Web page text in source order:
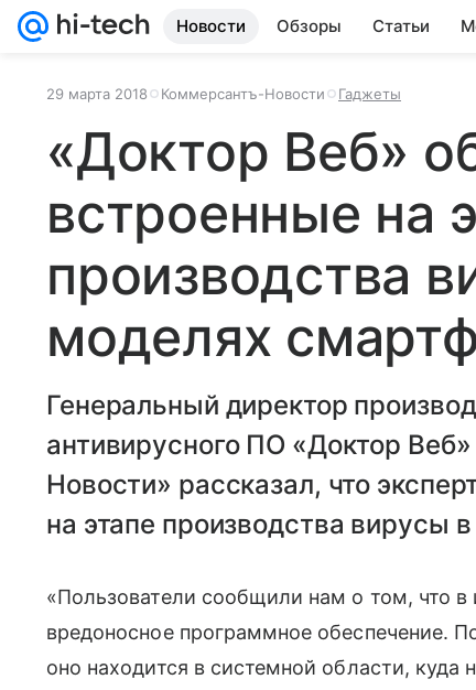
Новости Обзоры Статьи
29 марта 2018 Коммерсантъ-Новости Гаджеты
«Доктор Веб»
встроенные на
производства
моделях
Генеральный директор
антивирусного ПО «Доктор
Новости» рассказал, что
на этапе производства вирусы
«Пользователи сообщили нам о том, что
вредоносное программное обеспечение​​​.
оно находится в системной области, куда